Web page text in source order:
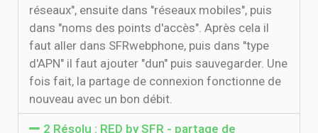
réseaux", ensuite dans "réseaux mobiles", puis
dans "noms des points d'accès". Après cela il
faut aller dans SFRwebphone, puis dans "type
d'APN" il faut ajouter "dun" puis sauvegarder. Une
fois fait, la partage de connexion fonctionne de
nouveau avec un bon débit.
2 Résolu : RED by SFR - partage de